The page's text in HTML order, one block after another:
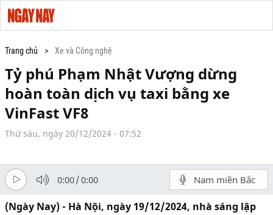
Trang chủ Xe và Công nghệ
Tỷ phú Phạm Nhật Vượng dừng
hoàn toàn dịch vụ taxi bằng xe
VinFast VF8
Thứ sáu, ngày 20/12/2024 - 07:52
0:00/0:00 Nam miền Bắc
(Ngày Nay) - Hà Nội, ngày 19/12/2024, nhà sáng lập